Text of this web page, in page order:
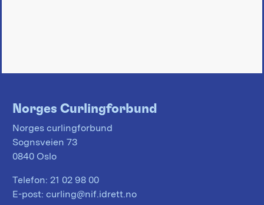
Norges Curlingforbund
Norges curlingforbund
Sognsveien 73
0840 Oslo
Telefon: 21 02 98 00
E-post: curling@nif.idrett.no